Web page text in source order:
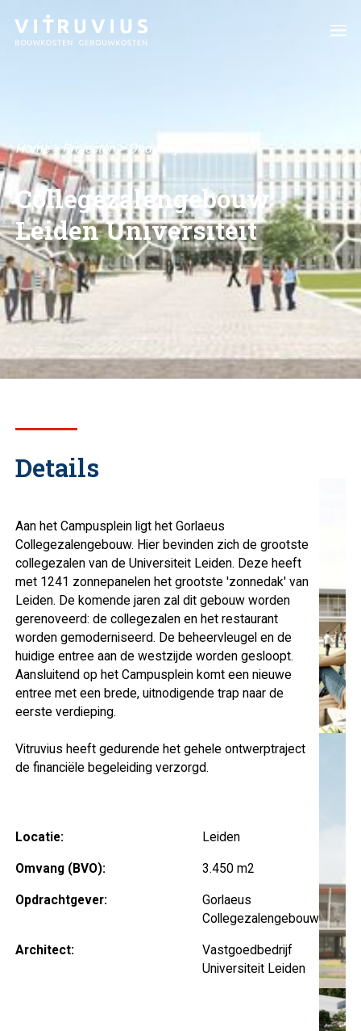
Home>Projecten>Onderwijs
Collegezalengebouw
Leiden Universiteit
Details
Aan het Campusplein ligt het Gorlaeus
Collegezalengebouw. Hier bevinden zich de grootste
collegezalen van de Universiteit Leiden. Deze heeft
met 1241 zonnepanelen het grootste 'zonnedak' van
Leiden. De komende jaren zal dit gebouw worden
gerenoveerd: de collegezalen en het restaurant
worden gemoderniseerd. De beheervleugel en de
huidige entree aan de westzijde worden gesloopt.
Aansluitend op het Campusplein komt een nieuwe
entree met een brede, uitnodigende trap naar de
eerste verdieping.
Vitruvius heeft gedurende het gehele ontwerptraject
de financiële begeleiding verzorgd.
Locatie: Leiden
Omvang (BVO): 3.450 m2
Opdrachtgever:
Gorlaeus
Collegezalengebouw
Architect:
Vastgoedbedrijf
Universiteit Leiden